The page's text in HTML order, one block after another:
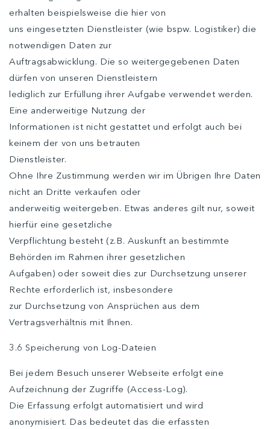
erhalten beispielsweise die hier von
uns eingesetzten Dienstleister (wie bspw. Logistiker) die
notwendigen Daten zur
Auftragsabwicklung. Die so weitergegebenen Daten
dürfen von unseren Dienstleistern
lediglich zur Erfüllung ihrer Aufgabe verwendet werden.
Eine anderweitige Nutzung der
Informationen ist nicht gestattet und erfolgt auch bei
keinem der von uns betrauten
Dienstleister.
Ohne Ihre Zustimmung werden wir im Übrigen Ihre Daten
nicht an Dritte verkaufen oder
anderweitig weitergeben. Etwas anderes gilt nur, soweit
hierfür eine gesetzliche
Verpflichtung besteht (z.B. Auskunft an bestimmte
Behörden im Rahmen ihrer gesetzlichen
Aufgaben) oder soweit dies zur Durchsetzung unserer
Rechte erforderlich ist, insbesondere
zur Durchsetzung von Ansprüchen aus dem
Vertragsverhältnis mit Ihnen.
3.6 Speicherung von Log-Dateien
Bei jedem Besuch unserer Webseite erfolgt eine
Aufzeichnung der Zugriffe (Access-Log).
Die Erfassung erfolgt automatisiert und wird
anonymisiert. Das bedeutet das die erfassten